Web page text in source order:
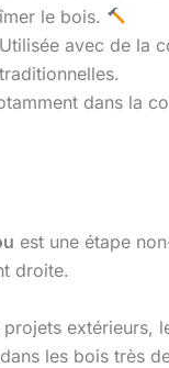
le bois.
avec de la
dans la
est une étape
droite.
extérieurs,
dans les bois très